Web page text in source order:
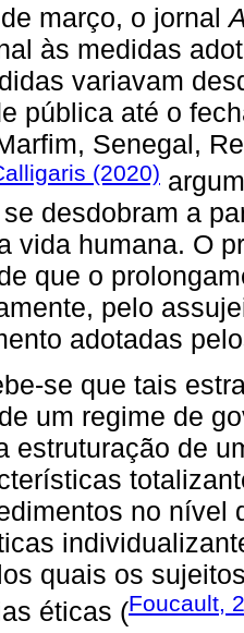
março, o jornal
às medidas
variavam
pública até o
Senegal,
(2020)
desdobram a
vida humana. O
que o
pelo
adotadas
se que tais
um regime de
estruturação de
no nível
quais os
éticas (Foucault,